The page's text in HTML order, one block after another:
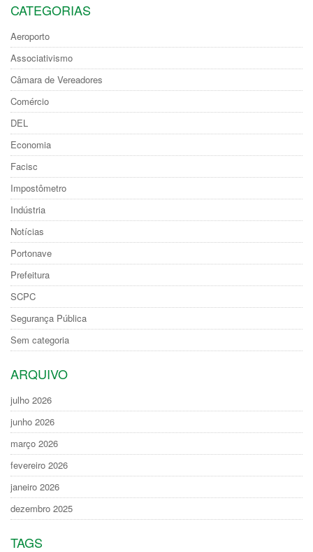
CATEGORIAS
Aeroporto
Associativismo
Câmara de Vereadores
Comércio
DEL
Economia
Facisc
Impostômetro
Indústria
Notícias
Portonave
Prefeitura
SCPC
Segurança Pública
Sem categoria
ARQUIVO
julho 2026
junho 2026
março 2026
fevereiro 2026
janeiro 2026
dezembro 2025
TAGS